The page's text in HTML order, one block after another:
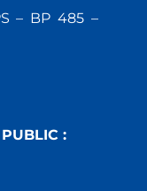
– BP 485 –
: